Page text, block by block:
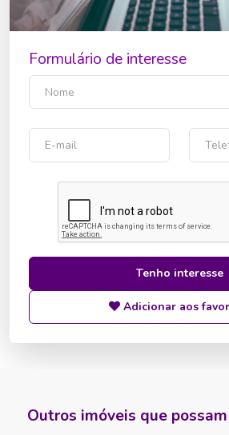
Formulário de interesse
Tenho interesse
Adicionar aos
Outros imóveis que